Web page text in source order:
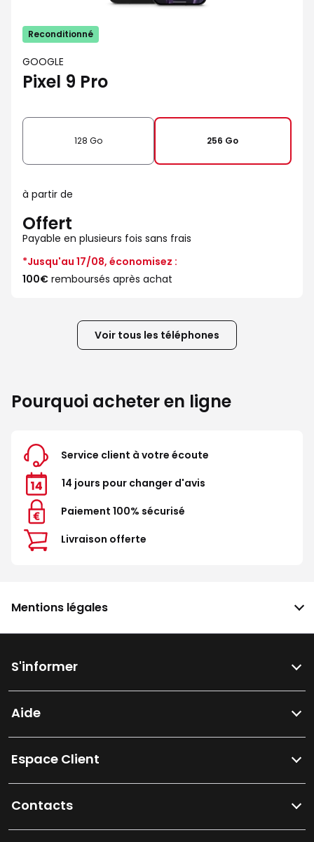
Reconditionné
GOOGLE
Pixel 9 Pro
128 Go 256 Go
à partir de
Offert
Payable en plusieurs fois sans frais
*Jusqu'au 17/08, économisez :
100€ remboursés après achat
Voir tous les téléphones
Pourquoi acheter en ligne
Service client à votre écoute
14 jours pour changer d'avis
Paiement 100% sécurisé
Livraison offerte
Mentions légales
S'informer
Aide
Espace Client
Contacts